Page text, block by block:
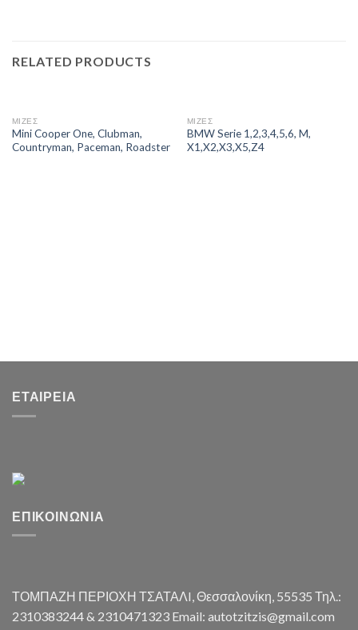
RELATED PRODUCTS
ΜΙΖΕΣ
Mini Cooper One, Clubman,
Countryman, Paceman, Roadster
ΜΙΖΕΣ
BMW Serie 1,2,3,4,5,6, M,
X1,X2,X3,X5,Z4
ΕΤΑΙΡΕΊΑ
ΕΠΙΚΟΙΝΩΝΊΑ
ΤΟΜΠΑΖΗ ΠΕΡΙΟΧΗ ΤΣΑΤΑΛI, Θεσσαλονίκη, 55535 Τηλ.:
2310383244 & 2310471323 Email: autotzitzis@gmail.com